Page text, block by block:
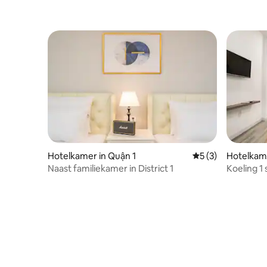
Hotelkamer in Quận 1 Gemiddelde
5 (3)
Naast familiekamer in District 1
Koeling